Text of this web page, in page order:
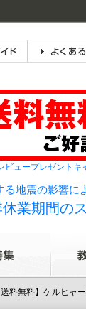
ビュープレゼントキ
地震の影響
業期間の
料無料】ケルヒャ